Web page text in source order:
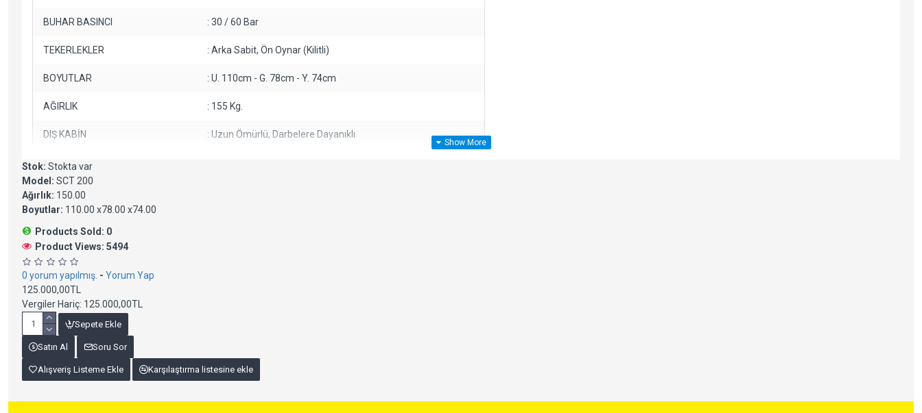
BUHAR BASINCI : 30 / 60 Bar
TEKERLEKLER : Arka Sabit, Ön Oynar (Kilitli)
BOYUTLAR : U. 110cm - G. 78cm - Y. 74cm
AĞIRLIK : 155 Kg.
DIŞ KABİN : Uzun Ömürlü, Darbelere Dayanıklı
Stok: Stokta var
Model: SCT 200
Ağırlık: 150.00
Boyutlar: 110.00 x78.00 x74.00
Products Sold: 0
Product Views: 5494
0 yorum yapılmış. - Yorum Yap
125.000,00TL
Vergiler Hariç: 125.000,00TL
Sepete Ekle
Satın Al Soru Sor
Alışveriş Listeme Ekle Karşılaştırma listesine ekle